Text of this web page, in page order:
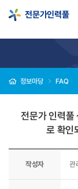
전문가인력풀
정보마당 FAQ
전문가 인력풀
로 확인
작성자 관